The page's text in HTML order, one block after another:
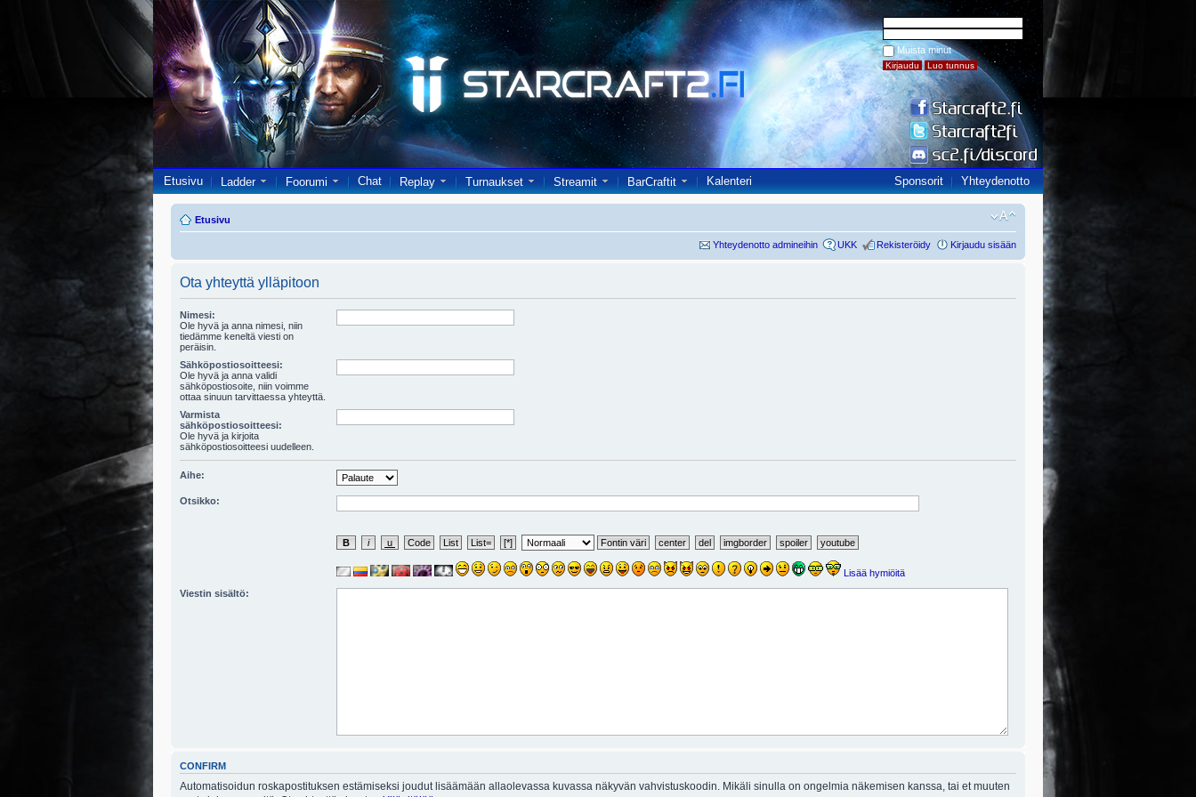
Muista minut
Etusivu Ladder Foorumi Chat Replay Turnaukset Streamit BarCraftit Kalenteri Sponsorit Yhteydenotto
Etusivu
Yhteydenotto admineihin UKK Rekisteröidy Kirjaudu sisään
Ota yhteyttä ylläpitoon
Nimesi:
Ole hyvä ja anna nimesi, niin
tiedämme keneltä viesti on
peräisin.
Sähköpostiosoitteesi:
Ole hyvä ja anna validi
sähköpostiosoite, niin voimme
ottaa sinuun tarvittaessa yhteyttä.
Varmista
sähköpostiosoitteesi:
Ole hyvä ja kirjoita
sähköpostiosoitteesi uudelleen.
Aihe:
Otsikko:
Lisää hymiöitä
Viestin sisältö:
CONFIRM
Automatisoidun roskapostituksen estämiseksi joudut lisäämään allaolevassa kuvassa näkyvän vahvistuskoodin. Mikäli sinulla on ongelmia näkemisen kanssa, tai et muuten